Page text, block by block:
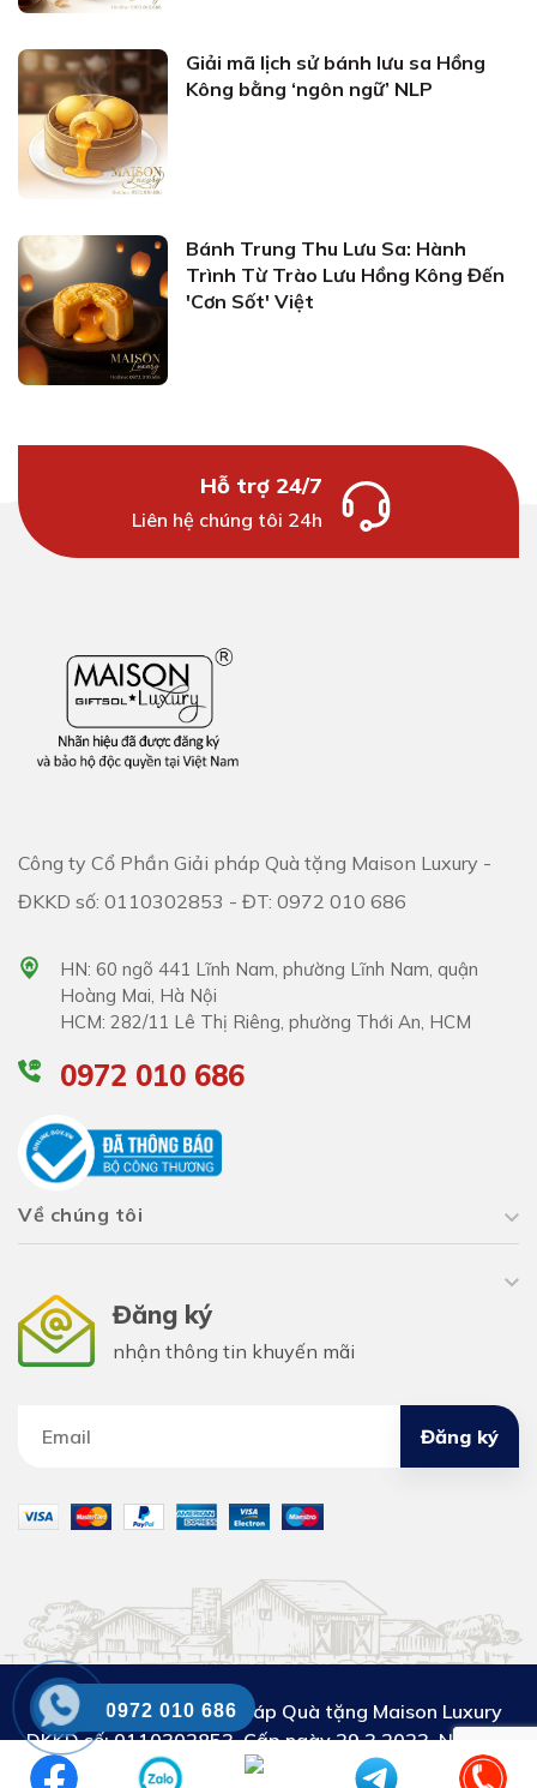
Giải mã lịch sử bánh lưu sa Hồng
Kông bằng ‘ngôn ngữ’ NLP
Bánh Trung Thu Lưu Sa: Hành
Trình Từ Trào Lưu Hồng Kông Đến
'Cơn Sốt' Việt
Hỗ trợ 24/7
Liên hệ chúng tôi 24h
Công ty Cổ Phần Giải pháp Quà tặng Maison Luxury -
ĐKKD số: 0110302853 - ĐT: 0972 010 686
HN: 60 ngõ 441 Lĩnh Nam, phường Lĩnh Nam, quận
Hoàng Mai, Hà Nội
HCM: 282/11 Lê Thị Riêng, phường Thới An, HCM
0972 010 686
Về chúng tôi
Đăng ký
nhận thông tin khuyến mãi
Đăng ký
Công ty Cổ phần Giải pháp Quà tặng Maison Luxury
DKKD số:0110302853. Cấp ngày 29.3.2023. Nơi cấp:
Sở KH&ĐT thành phố Hà Nội
0972 010 686